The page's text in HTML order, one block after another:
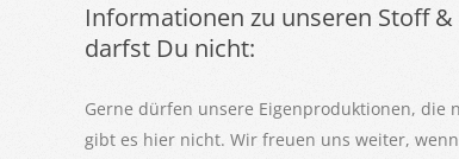
Informationen zu unseren Stoff
darfst Du nicht:
Gerne dürfen unsere Eigenproduktionen, die
gibt es hier nicht. Wir freuen uns weiter,